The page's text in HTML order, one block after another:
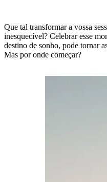
Que tal transformar a vossa
inesquecível? Celebrar esse
destino de sonho, pode tornar
Mas por onde começar?